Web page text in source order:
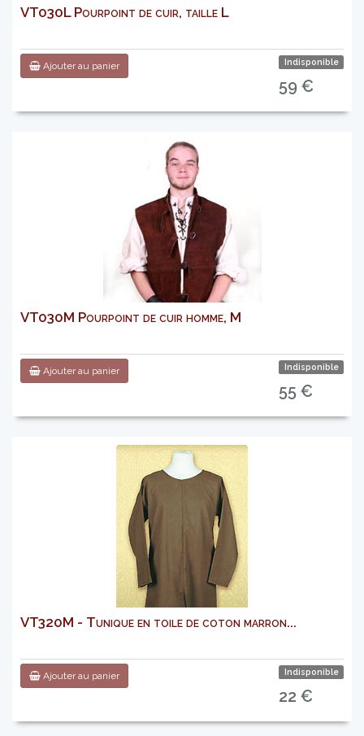
VT030L Pourpoint de cuir, taille L
Ajouter au panier Indisponible
59 €
VT030M Pourpoint de cuir homme, M
Ajouter au panier Indisponible
55 €
VT320M - Tunique en toile de coton marron...
Ajouter au panier Indisponible
22 €